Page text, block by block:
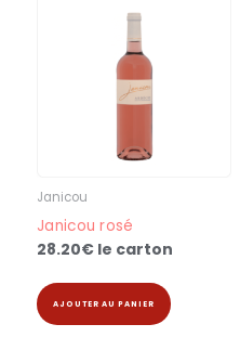
Janicou
Janicou rosé
28.20€ le carton
AJOUTER AU PANIER